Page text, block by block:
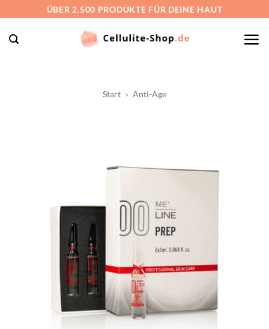
springen
ÜBER 2.500 PRODUKTE FÜR DEINE HAUT
Start » Anti-Age